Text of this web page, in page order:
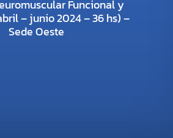
Funcional y
– junio 2024 – 36 hs) –
Sede Oeste